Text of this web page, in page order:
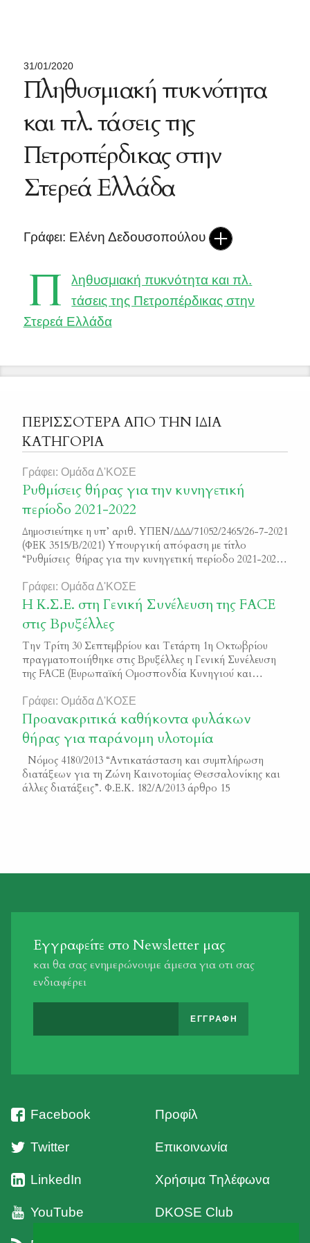
31/01/2020
Πληθυσμιακή πυκνότητα
και πλ. τάσεις της
Πετροπέρδικας στην
Στερεά Ελλάδα
Γράφει: Ελένη Δεδουσοπούλου
Π
ληθυσμιακή πυκνότητα και πλ.
τάσεις της Πετροπέρδικας στην
Στερεά Ελλάδα
ΠΕΡΙΣΣΟΤΕΡΑ ΑΠΟ ΤΗΝ ΙΔΙΑ
ΚΑΤΗΓΟΡΙΑ
Γράφει: Ομάδα Δ'ΚΟΣΕ
Ρυθμίσεις θήρας για την κυνηγετική
περίοδο 2021-2022
Δημοσιεύτηκε η υπ’ αριθ. ΥΠΕΝ/ΔΔΔ/71052/2465/26-7-2021
(ΦΕΚ 3515/Β/2021) Υπουργική απόφαση με τίτλο
“Ρυθμίσεις θήρας για την κυνηγετική περίοδο 2021-2021”
3515_Β_2021
Γράφει: Ομάδα Δ'ΚΟΣΕ
Η Κ.Σ.Ε. στη Γενική Συνέλευση της FACE
στις Βρυξέλλες
Την Τρίτη 30 Σεπτεμβρίου και Τετάρτη 1η Οκτωβρίου
πραγματοποιήθηκε στις Βρυξέλλες η Γενική Συνέλευση
της FACE (Ευρωπαϊκή Ομοσπονδία Κυνηγιού και
χώρες. Την Ελλάδα εκπροσώπησαν ο Πρόεδρος της
Κυνηγετικής Συνομοσπονδίας Ελλάδος κ. Γιώργος
Αραμπατζής και το μέλος του Δ.Σ. κ. Νίκος Σταθόπουλος.
Θέματα Συζήτησης Εκτός από τον απολογισμό,
οικονομικό […]
Γράφει: Ομάδα Δ'ΚΟΣΕ
Προανακριτικά καθήκοντα φυλάκων
θήρας για παράνομη υλοτομία
Νόμος 4180/2013 “Aντικατάσταση και συμπλήρωση
διατάξεων για τη Ζώνη Καινοτομίας Θεσσαλονίκης και
άλλες διατάξεις”. Φ.Ε.Κ. 182/Α/2013 άρθρο 15
Εγγραφείτε στο Newsletter μας
και θα σας ενημερώνουμε άμεσα για οτι σας
ενδιαφέρει
Facebook
Twitter
LinkedIn
YouTube
Προφίλ
Επικοινωνία
Χρήσιμα Τηλέφωνα
DKOSE Club